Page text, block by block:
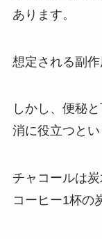
あります。
想定される副作
しかし、便秘
消に役立つとい
チャコールは
コーヒー1杯の